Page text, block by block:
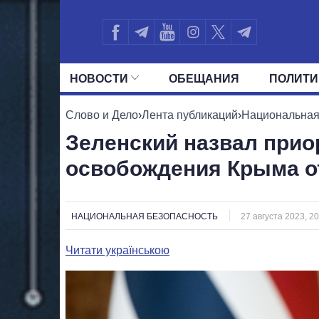
НОВОСТИ ОБЕЩАНИЯ
ВСЕ ПОЛИТИКИ ПРЕЗИДЕНТ И
Слово и Дело›Лента публикаций›
Зеленский назвал
освобождения Крыма
НАЦИОНАЛЬНАЯ БЕЗОПАСНОСТЬ 27 августа 2023,
Читати українською